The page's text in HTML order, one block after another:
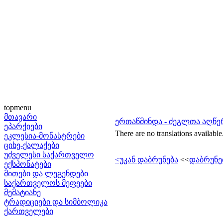
topmenu
მთავარი
ეპარქიები
ეკლესია-მონასტრები
ციხე-ქალაქები
უძველესი საქართველო
ექსპონატები
მითები და ლეგენდები
საქართველოს მეფეები
მემატიანე
ტრადიციები და სიმბოლიკა
ქართველები
ერთაწმინდა - ძეგლთა
There are no translations available.
<უკან დაბრუნება <<